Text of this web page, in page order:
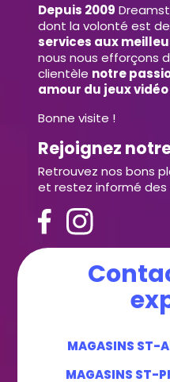
Depuis 2009
dont la volonté est de
services aux
nous nous efforçons
clientèle notre
amour du jeux
Bonne visite !
Rejoignez
Retrouvez nos bons
et restez informé des
MAGASINS ST-
MAGASINS ST-